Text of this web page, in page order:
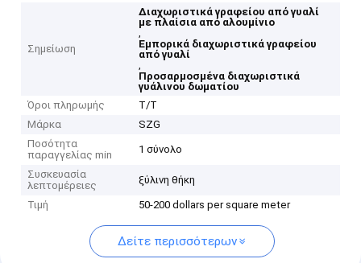
Σημείωση
Διαχωριστικά γραφείου από γυαλί
με πλαίσια από αλουμίνιο
,
Εμπορικά διαχωριστικά γραφείου
από γυαλί
,
Προσαρμοσμένα διαχωριστικά
γυάλινου δωματίου
Όροι πληρωμής
Τ/Τ
Μάρκα
SZG
Ποσότητα
παραγγελίας min
1 σύνολο
Συσκευασία
λεπτομέρειες
ξύλινη θήκη
Τιμή 50-200 dollars per square meter
Δείτε περισσότερων